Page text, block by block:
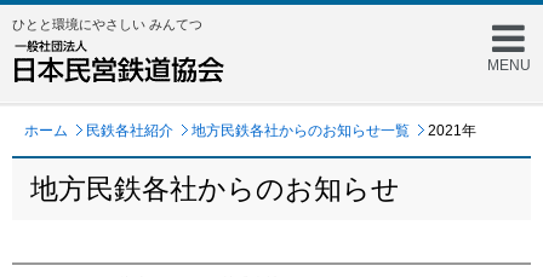
MENU
ひとと環境にやさしい みんてつ
ホーム 民鉄各社紹介 地方民鉄各社からのお知らせ一覧 2021年
地方民鉄各社からのお知らせ